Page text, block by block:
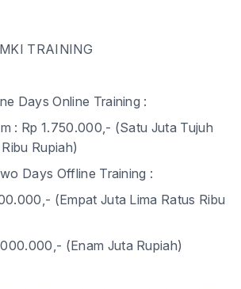
TRAINING
Days Online Training :
: Rp 1.750.000,- (Satu Juta Tujuh
Rupiah)
Days Offline Training :
(Empat Juta Lima Ratus Ribu
(Enam Juta Rupiah)